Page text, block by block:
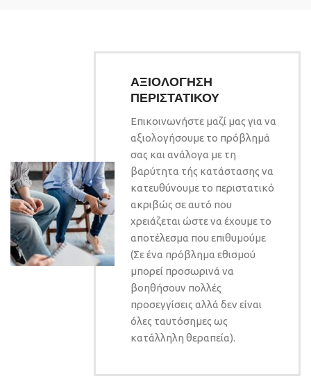
ΑΞΙΟΛΟΓΗΣΗ
ΠΕΡΙΣΤΑΤΙΚΟΥ
Επικοινωνήστε μαζί μας για να
αξιολογήσουμε το πρόβλημά
σας και ανάλογα με τη
βαρύτητα τής κατάστασης να
κατευθύνουμε το περιστατικό
ακριβώς σε αυτό που
χρειάζεται ώστε να έχουμε το
αποτέλεσμα που επιθυμούμε
(Σε ένα πρόβλημα εθισμού
μπορεί προσωρινά να
βoηθήσουν πολλές
προσεγγίσεις αλλά δεν είναι
όλες ταυτόσημες ως
κατάλληλη θεραπεία).